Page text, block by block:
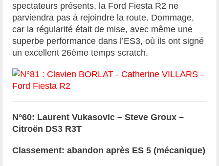
spectateurs présents, la Ford Fiesta R2 ne
parviendra pas à rejoindre la route. Dommage,
car la régularité était de mise, avec même une
superbe performance dans l’ES3, où ils ont signé
un excellent 26ème temps scratch.
N°60: Laurent Vukasovic – Steve Groux –
Citroën DS3 R3T
Classement: abandon après ES 5 (mécanique)